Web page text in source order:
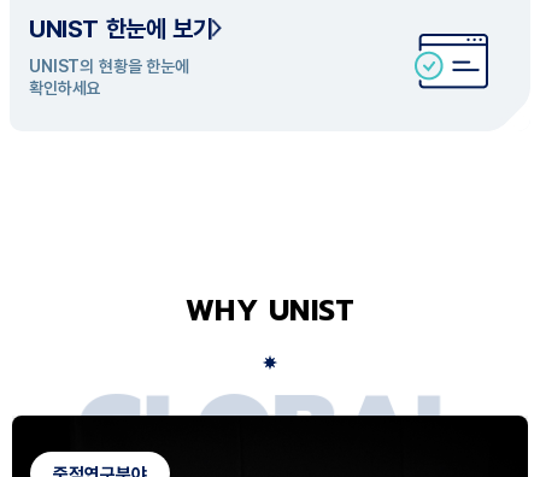
UNIST 한눈에 보기
UNIST의 현황을 한눈에
확인하세요
WHY UNIST
GLOBAL